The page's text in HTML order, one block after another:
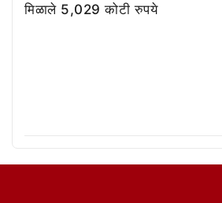
मिळाले 5,029 कोटी रुपये